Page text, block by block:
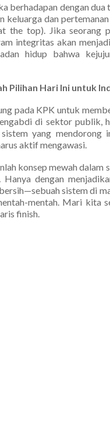
berhadapan dengan
keluarga dan
the top). Jika seorang
integritas akan
hidup bahwa
Pilihan Hari Ini untuk
pada KPK untuk
di sektor publik,
yang
aktif mengawasi.
konsep mewah dalam
dengan
sistem di
mentah. Mari kita
finish.